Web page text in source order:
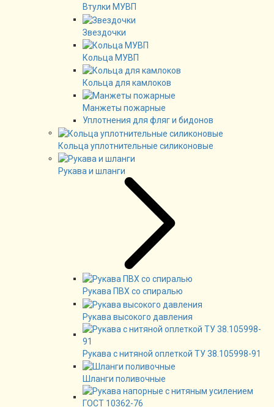
Втулки МУВП
Звездочки
Кольца МУВП
Кольца для камлоков
Манжеты пожарные
Уплотнения для фляг и бидонов
Кольца уплотнительные силиконовые
Рукава и шланги
Рукава ПВХ со спиралью
Рукава высокого давления
Рукава с нитяной оплеткой ТУ 38.105998-91
Шланги поливочные